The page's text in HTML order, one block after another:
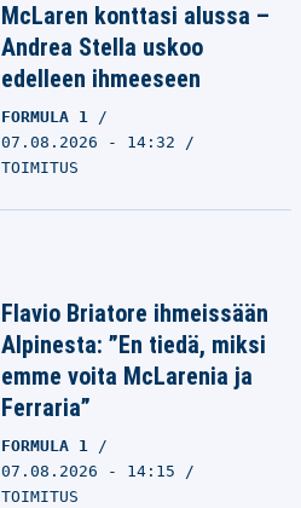
McLaren konttasi alussa –
Andrea Stella uskoo
edelleen ihmeeseen
FORMULA 1
07.08.2026 - 14:32
TOIMITUS
Flavio Briatore ihmeissään
Alpinesta: ”En tiedä, miksi
emme voita McLarenia ja
Ferraria”
FORMULA 1
07.08.2026 - 14:15
TOIMITUS